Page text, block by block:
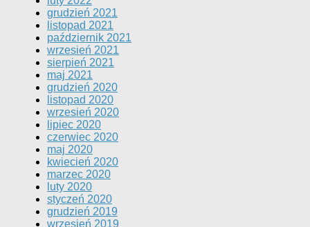
grudzień 2021
listopad 2021
październik 2021
wrzesień 2021
sierpień 2021
maj 2021
grudzień 2020
listopad 2020
wrzesień 2020
lipiec 2020
czerwiec 2020
maj 2020
kwiecień 2020
marzec 2020
luty 2020
styczeń 2020
grudzień 2019
wrzesień 2019